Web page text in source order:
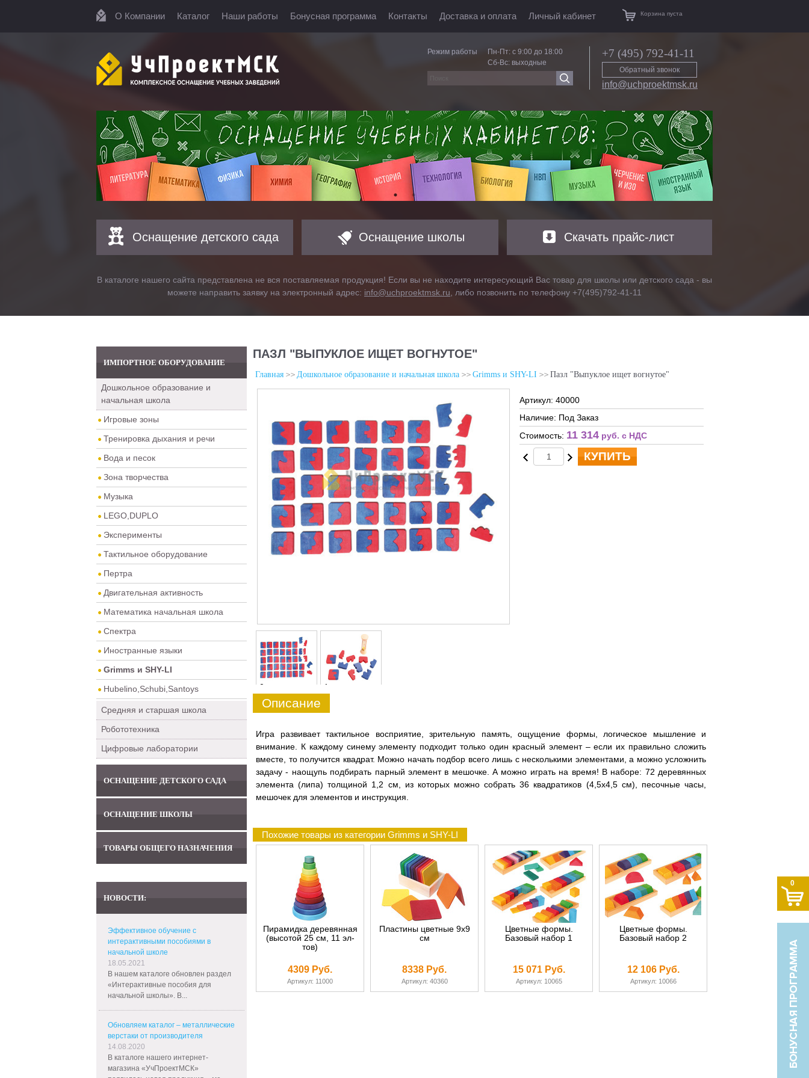
О Компании Каталог Наши работы Бонусная программа Контакты Доставка и оплата Личный кабинет Корзина пуста
Режим работы
Пн-Пт: с 9:00 до 18:00
Сб-Вс: выходные
+7 (495) 792-41-11
Обратный звонок
info@uchproektmsk.ru
Оснащение детского сада Оснащение школы Скачать прайс-лист
В каталоге нашего сайта представлена не вся поставляемая продукция! Если вы не находите интересующий Вас товар для школы или детского сада - вы
можете направить заявку на электронный адрес: info@uchproektmsk.ru , либо позвонить по телефону +7(495)792-41-11
ИМПОРТНОЕ ОБОРУДОВАНИЕ
Дошкольное образование и
начальная школа
Игровые зоны
Тренировка дыхания и речи
Вода и песок
Зона творчества
Музыка
LEGO,DUPLO
Эксперименты
Тактильное оборудование
Пертра
Двигательная активность
Математика начальная школа
Спектра
Иностранные языки
Grimms и SHY-LI
Hubelino,Schubi,Santoys
Средняя и старшая школа
Робототехника
Цифровые лаборатории
ОСНАЩЕНИЕ ДЕТСКОГО САДА
ОСНАЩЕНИЕ ШКОЛЫ
ТОВАРЫ ОБЩЕГО НАЗНАЧЕНИЯ
НОВОСТИ:
Эффективное обучение с
интерактивными пособиями в
начальной школе
18.05.2021
В нашем каталоге обновлен раздел
«Интерактивные пособия для
начальной школы». В...
Обновляем каталог – металлические
верстаки от производителя
14.08.2020
В каталоге нашего интернет-
магазина «УчПроектМСК»
ПАЗЛ "ВЫПУКЛОЕ ИЩЕТ ВОГНУТОЕ"
Главная Дошкольное образование и начальная школа Grimms и SHY-LI Пазл "Выпуклое ищет вогнутое"
0 1
Артикул: 40000
Наличие: Под Заказ
Стоимость: 11 314 руб. c НДС
КУПИТЬ
Описание
Игра развивает тактильное восприятие, зрительную память, ощущение формы, логическое мышление и
внимание. К каждому синему элементу подходит только один красный элемент – если их правильно сложить
вместе, то получится квадрат. Можно начать подбор всего лишь с несколькими элементами, а можно усложнить
задачу - наощупь подбирать парный элемент в мешочке. А можно играть на время! В наборе: 72 деревянных
элемента (липа) толщиной 1,2 см, из которых можно собрать 36 квадратиков (4,5х4,5 см), песочные часы,
мешочек для элементов и инструкция.
Похожие товары из категории Grimms и SHY-LI
Пирамидка деревянная
(высотой 25 см, 11 эл-
тов)
4309 Руб.
Артикул: 11000
Пластины цветные 9х9
см
8338 Руб.
Артикул: 40360
Цветные формы.
Базовый набор 1
15 071 Руб.
Артикул: 10065
Цветные формы.
Базовый набор 2
12 106 Руб.
Артикул: 10066
0